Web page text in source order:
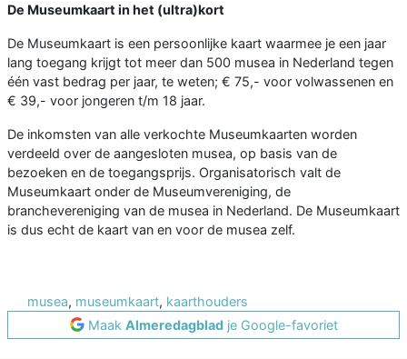
De Museumkaart in het (ultra)kort
De Museumkaart is een persoonlijke kaart waarmee je een jaar
lang toegang krijgt tot meer dan 500 musea in Nederland tegen
één vast bedrag per jaar, te weten; € 75,- voor volwassenen en
€ 39,- voor jongeren t/m 18 jaar.
De inkomsten van alle verkochte Museumkaarten worden
verdeeld over de aangesloten musea, op basis van de
bezoeken en de toegangsprijs. Organisatorisch valt de
Museumkaart onder de Museumvereniging, de
branchevereniging van de musea in Nederland. De Museumkaart
is dus echt de kaart van en voor de musea zelf.
musea, museumkaart, kaarthouders
Maak Almeredagbladje Google-favoriet